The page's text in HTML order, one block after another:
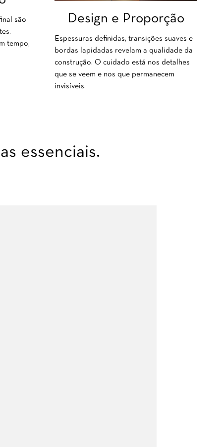
são
tempo,
Design e Proporção
Espessuras definidas, transições suaves e
bordas lapidadas revelam a qualidade da
construção. O cuidado está nos detalhes
que se veem e nos que permanecem
invisíveis.
essenciais.